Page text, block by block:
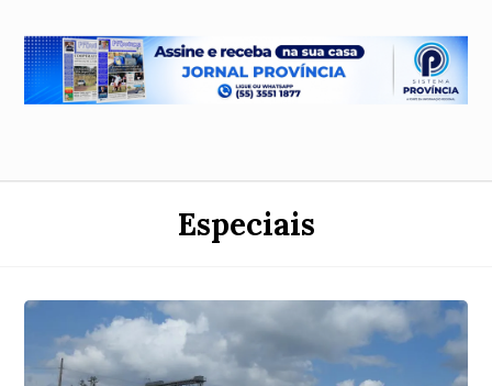
Especiais